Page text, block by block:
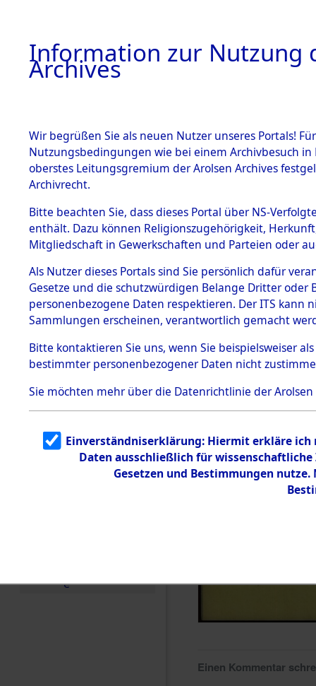
BESTÄNDE
1.
mente
5. Verschiedenes
5.3
Todesmärsche
5.3.1 Alliierte
Erhebungen
zu
Todesmärsch
en
5.3.2
g
5.3.3
Todesmärsch
e
Baden-
Einen Kommentar
Information zur Nutzung
Archives
Wir begrüßen Sie als neuen Nutzer unseres Portals!
Nutzungsbedingungen wie bei einem Archivbesuch
oberstes Leitungsgremium der Arolsen Archives
Archivrecht.
Bitte beachten Sie, dass dieses Portal über NS-
enthält. Dazu können Religionszugehörigkeit,
Mitgliedschaft in Gewerkschaften und Parteien oder
Als Nutzer dieses Portals sind Sie persönlich dafür
Gesetze und die schutzwürdigen Belange Dritter
personenbezogene Daten respektieren. Der ITS
Sammlungen erscheinen, verantwortlich gemacht
Bitte kontaktieren Sie uns, wenn Sie beispielsweiser
bestimmter personenbezogener Daten nicht
Sie möchten mehr über die Datenrichtlinie der Arolsen
Einverständniserklärung: Hiermit erkläre ich
Daten ausschließlich für
Gesetzen und Bestimmungen